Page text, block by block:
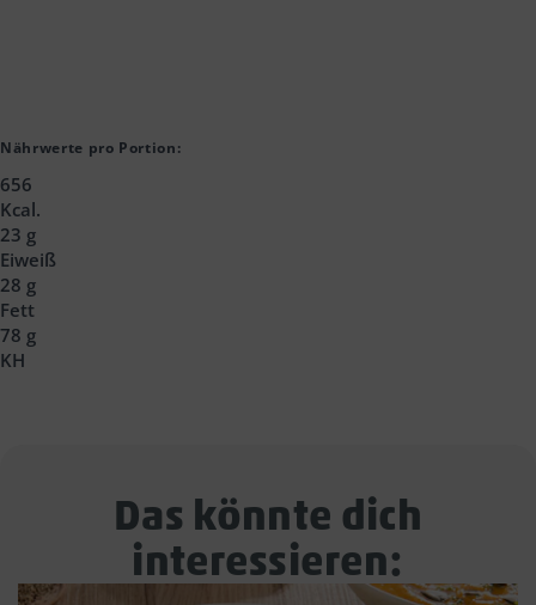
Nährwerte pro Portion:
656
Kcal.
23 g
Eiweiß
28 g
Fett
78 g
KH
Das könnte dich
interessieren: